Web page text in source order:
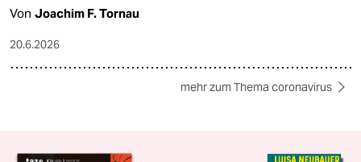
Von Joachim F. Tornau
20.6.2026
mehr zum Thema coronavirus